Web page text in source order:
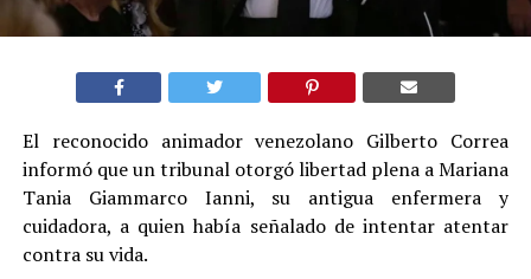
El reconocido animador venezolano Gilberto Correa
informó que un tribunal otorgó libertad plena a Mariana
Tania Giammarco Ianni, su antigua enfermera y
cuidadora, a quien había señalado de intentar atentar
contra su vida.